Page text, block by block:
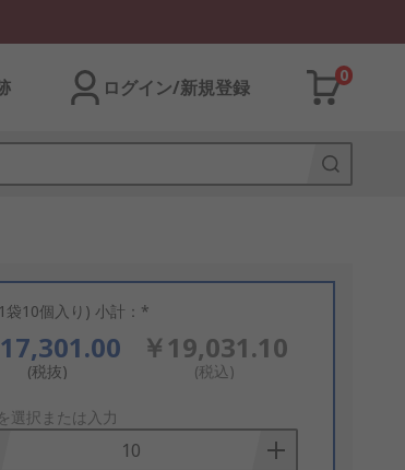
ログイン/新規登録
0
袋10個入り) 小計：*
(税抜)
￥19,031.10
(税込)
選択または入力